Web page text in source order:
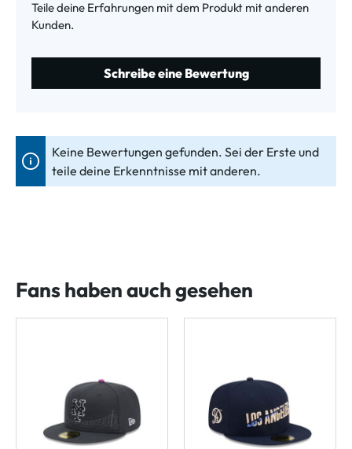
Teile deine Erfahrungen mit dem Produkt mit anderen
Kunden.
Schreibe eine Bewertung
Keine Bewertungen gefunden. Sei der Erste und
teile deine Erkenntnisse mit anderen.
Fans haben auch gesehen